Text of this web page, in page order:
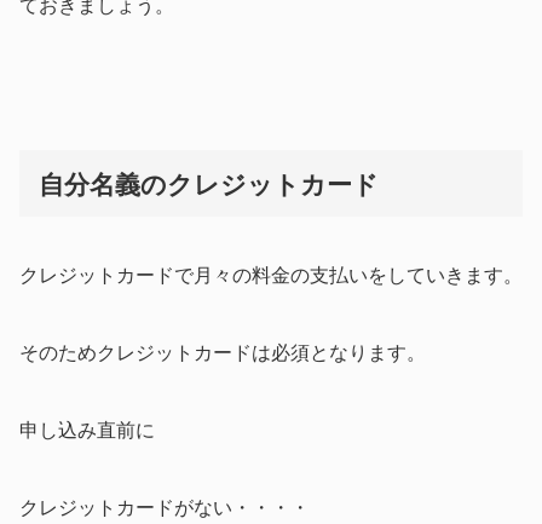
自分名義のクレジットカード
クレジットカードで月々の料金の支払いをしていきます。
そのためクレジットカードは必須となります。
申し込み直前に
クレジットカードがない・・・・